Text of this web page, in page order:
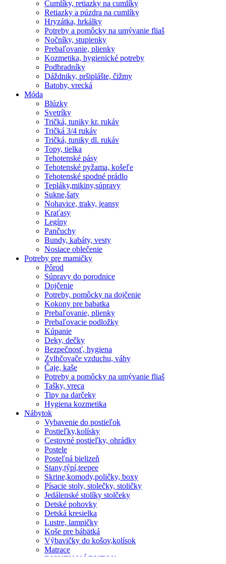
Cumlíky, retiazky na cumlíky
Retiazky a púzdra na cumlíky
Hryzátka, hrkálky
Potreby a pomôcky na umývanie fliaš
Nočníky, stupienky
Prebaľovanie, plienky
Kozmetika, hygienické potreby
Podbradníky
Dáždniky, pršiplášte, čižmy
Batohy, vrecká
Móda
Blúzky
Svetríky
Tričká, tuniky kr. rukáv
Tričká 3/4 rukáv
Tričká, tuniky dl. rukáv
Topy, tielka
Tehotenské pásy
Tehotenské pyžama, košeľe
Tehotenské spodné prádlo
Tepláky,mikiny,súpravy
Sukne,šaty
Nohavice, traky, jeansy
Kraťasy
Legíny
Pančuchy
Bundy, kabáty, vesty
Nosiace oblečenie
Potreby pre mamičky
Pôrod
Súpravy do porodnice
Dojčenie
Potreby, pomôcky na dojčenie
Kokony pre babatka
Prebaľovanie, plienky
Prebaľovacie podložky
Kúpanie
Deky, dečky
Bezpečnosť, hygiena
Zvlhčovače vzduchu, váhy
Čaje, kaše
Potreby a pomôcky na umývanie fliaš
Tašky, vreca
Tipy na darčeky
Hygiena kozmetika
Nábytok
Vybavenie do postieľok
Postieľky,kolísky
Cestovné postieľky, ohrádky
Postele
Posteľná bielizeň
Stany,týpí,teepee
Skrine,komody,poličky, boxy
Písacie stoly, stolečky, stoličky
Jedálenské stolíky stolčeky
Detské pohovky
Detská kresielka
Lustre, lampičky
Koše pre bábätká
Výbavičky do košov,kolísok
Matrace
DISNEY NÁBYTOK